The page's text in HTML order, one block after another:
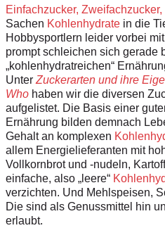
Einfachzucker,
Sachen Kohlenhydrate in die
Hobbysportlern leider vorbei
prompt schleichen sich gerade
„kohlenhydratreichen“
UnterZuckerarten und ihre
Who haben wir die diversen
aufgelistet. Die Basis einer
Ernährung bilden demnach
Gehalt an komplexen
allem Energielieferanten mit
Vollkornbrot und -nudeln,
einfache, also „leere“
verzichten. Und Mehlspeisen,
Die sind als Genussmittel hin
erlaubt.